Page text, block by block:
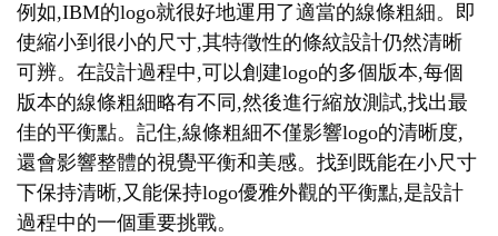
例如,IBM的logo就很好地運用了適當的線條粗細。即
使縮小到很小的尺寸,其特徵性的條紋設計仍然清晰
可辨。在設計過程中,可以創建logo的多個版本,每個
版本的線條粗細略有不同,然後進行縮放測試,找出最
佳的平衡點。記住,線條粗細不僅影響logo的清晰度,
還會影響整體的視覺平衡和美感。找到既能在小尺寸
下保持清晰,又能保持logo優雅外觀的平衡點,是設計
過程中的一個重要挑戰。